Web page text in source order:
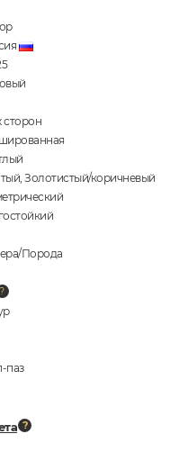
сторон
Золотистый/коричневый
Порода
паз